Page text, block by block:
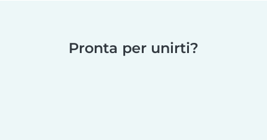
Pronta per unirti?